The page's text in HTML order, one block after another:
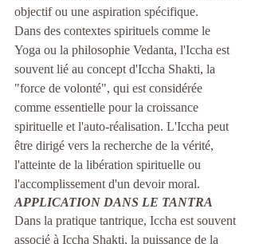
objectif ou une aspiration spécifique.
Dans des contextes spirituels comme le
Yoga ou la philosophie Vedanta, l'Iccha est
souvent lié au concept d'Iccha Shakti, la
"force de volonté", qui est considérée
comme essentielle pour la croissance
spirituelle et l'auto-réalisation. L'Iccha peut
être dirigé vers la recherche de la vérité,
l'atteinte de la libération spirituelle ou
l'accomplissement d'un devoir moral.
APPLICATION DANS LE TANTRA
Dans la pratique tantrique, Iccha est souvent
associé à Iccha Shakti, la puissance de la